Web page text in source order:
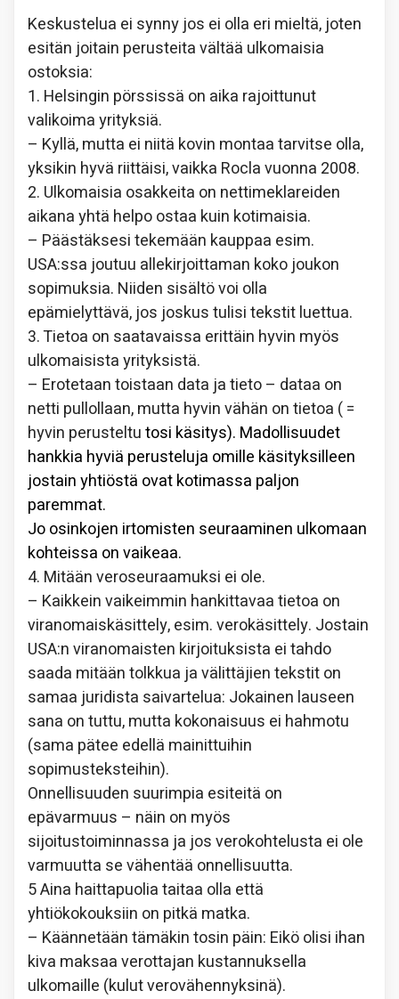
Keskustelua ei synny jos ei olla eri mieltä, joten
esitän joitain perusteita vältää ulkomaisia
ostoksia:
1. Helsingin pörssissä on aika rajoittunut
valikoima yrityksiä.
– Kyllä, mutta ei niitä kovin montaa tarvitse olla,
yksikin hyvä riittäisi, vaikka Rocla vuonna 2008.
2. Ulkomaisia osakkeita on nettimeklareiden
aikana yhtä helpo ostaa kuin kotimaisia.
– Päästäksesi tekemään kauppaa esim.
USA:ssa joutuu allekirjoittaman koko joukon
sopimuksia. Niiden sisältö voi olla
epämielyttävä, jos joskus tulisi tekstit luettua.
3. Tietoa on saatavaissa erittäin hyvin myös
ulkomaisista yrityksistä.
– Erotetaan toistaan data ja tieto – dataa on
netti pullollaan, mutta hyvin vähän on tietoa ( =
hyvin perusteltutosi käsitys). Madollisuudet
hankkia hyviä perusteluja omille käsityksilleen
jostain yhtiöstä ovat kotimassa paljon
paremmat.
Jo osinkojen irtomisten seuraaminen ulkomaan
kohteissa on vaikeaa.
4. Mitään veroseuraamuksi ei ole.
– Kaikkein vaikeimmin hankittavaa tietoa on
viranomaiskäsittely, esim. verokäsittely. Jostain
USA:n viranomaisten kirjoituksista ei tahdo
saada mitään tolkkua ja välittäjien tekstit on
samaa juridista saivartelua: Jokainen lauseen
sana on tuttu, mutta kokonaisuus ei hahmotu
(sama pätee edellä mainittuihin
sopimusteksteihin).
Onnellisuuden suurimpia esiteitä on
epävarmuus – näin on myös
sijoitustoiminnassa ja jos verokohtelusta ei ole
varmuutta se vähentää onnellisuutta.
5 Aina haittapuolia taitaa olla että
yhtiökokouksiin on pitkä matka.
– Käännetään tämäkin tosin päin: Eikö olisi ihan
kiva maksaa verottajan kustannuksella
ulkomaille (kulut verovähennyksinä).